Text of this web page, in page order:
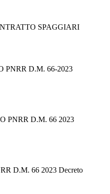
SPAGGIARI
PNRR D.M. 66-2023
PNRR D.M. 66 2023
D.M. 66 2023 Decreto